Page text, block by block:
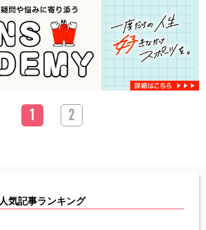
1 2
人気記事ランキング